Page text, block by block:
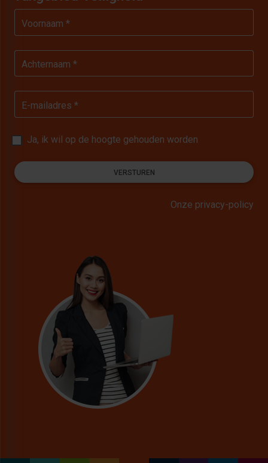
Voornaam *
Achternaam *
E-mailadres *
Ja, ik wil op de hoogte gehouden worden
VERSTUREN
Onze privacy-policy